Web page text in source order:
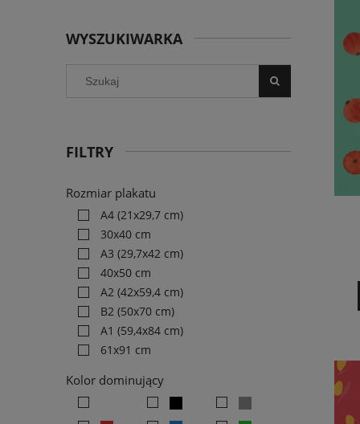
WYSZUKIWARKA
FILTRY
Rozmiar plakatu
A4 (21x29,7 cm)
30x40 cm
A3 (29,7x42 cm)
40x50 cm
A2 (42x59,4 cm)
B2 (50x70 cm)
A1 (59,4x84 cm)
61x91 cm
Kolor dominujący